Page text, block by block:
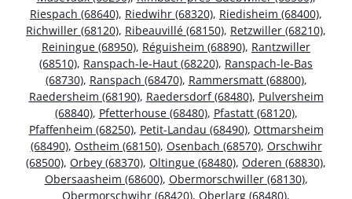
Riespach (68640), Riedwihr (68320), Riedisheim (68400),
Richwiller (68120), Ribeauvillé (68150), Retzwiller (68210),
Reiningue (68950), Réguisheim (68890), Rantzwiller
(68510), Ranspach-le-Haut (68220), Ranspach-le-Bas
(68730), Ranspach (68470), Rammersmatt (68800),
Raedersheim (68190), Raedersdorf (68480), Pulversheim
(68840), Pfetterhouse (68480), Pfastatt (68120),
Pfaffenheim (68250), Petit-Landau (68490), Ottmarsheim
(68490), Ostheim (68150), Osenbach (68570), Orschwihr
(68500), Orbey (68370), Oltingue (68480), Oderen (68830),
Obersaasheim (68600), Obermorschwiller (68130),
Obermorschwihr (68420), Oberlarg (68480),